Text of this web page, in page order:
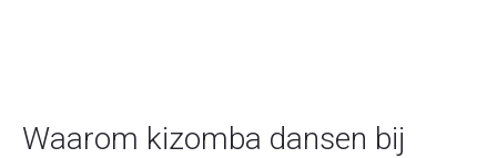
Waarom kizomba dansen bij